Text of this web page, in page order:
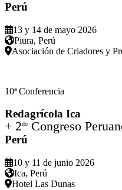
Perú
13 y 14 de mayo 2026
Piura, Perú
Asociación de Criadores y
10ª Conferencia
Redagrícola Ica
+ 2do Congreso
Perú
10 y 11 de junio 2026
Ica, Perú
Hotel Las Dunas